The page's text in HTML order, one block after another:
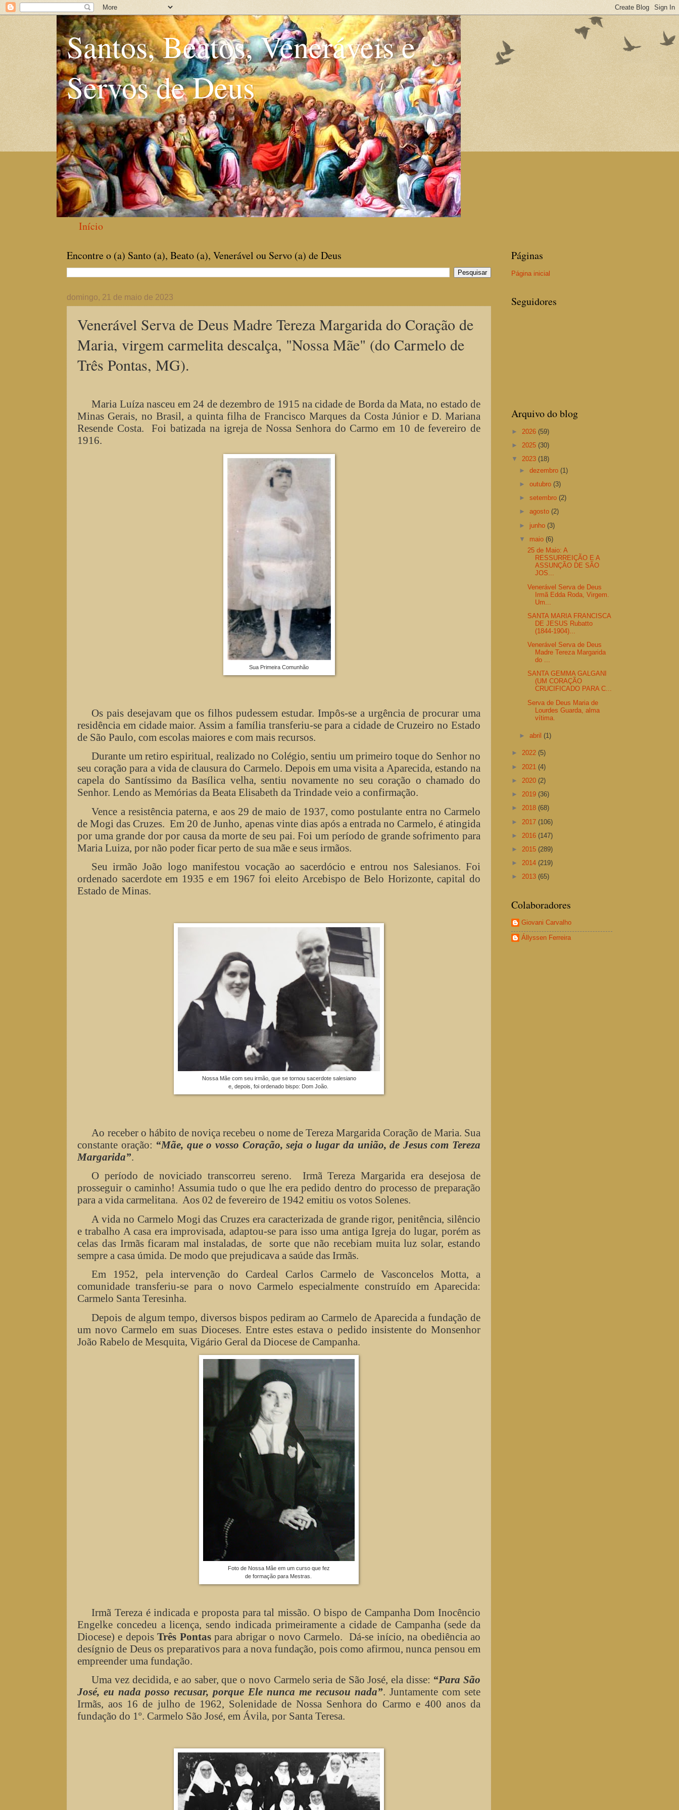
Santos, Beatos, Veneráveis e
Servos de Deus
Início
Encontre o (a) Santo (a), Beato (a), Venerável ou Servo (a) de Deus
domingo, 21 de maio de 2023
Venerável Serva de Deus Madre Tereza Margarida do Coração de
Maria, virgem carmelita descalça, "Nossa Mãe" (do Carmelo de
Três Pontas, MG).
Maria Luíza nasceu em 24 de dezembro de 1915 na cidade de Borda da Mata, no estado de
Minas Gerais, no Brasil, a quinta filha de Francisco Marques da Costa Júnior e D. Mariana
Resende Costa.
Foi batizada na igreja de Nossa Senhora do Carmo em 10 de fevereiro de
1916.
Sua Primeira Comunhão
Os pais desejavam que os filhos pudessem estudar. Impôs-se a urgência de procurar uma
residência em cidade maior. Assim a família transferiu-se para a cidade de Cruzeiro no Estado
de São Paulo, com escolas maiores e com mais recursos.
Durante um retiro espiritual, realizado no Colégio, sentiu um primeiro toque do Senhor no
seu coração para a vida de clausura do Carmelo. Depois em uma visita a Aparecida, estando na
capela do Santíssimo da Basílica velha, sentiu novamente no seu coração o chamado do
Senhor. Lendo as Memórias da Beata Elisabeth da Trindade veio a confirmação.
Vence a resistência paterna, e aos 29 de maio de 1937, como postulante entra no Carmelo
de Mogi das Cruzes. Em 20 de Junho, apenas vinte dias após a entrada no Carmelo, é atingida
por uma grande dor por causa da morte de seu pai. Foi um período de grande sofrimento para
Maria Luiza, por não poder ficar perto de sua mãe e seus irmãos.
Seu irmão João logo manifestou vocação ao sacerdócio e entrou nos Salesianos. Foi
ordenado sacerdote em 1935 e em 1967 foi eleito Arcebispo de Belo Horizonte, capital do
Estado de Minas.
Nossa Mãe com seu irmão, que se tornou sacerdote salesiano
e, depois, foi ordenado bispo: Dom João.
Ao receber o hábito de noviça recebeu o nome de Tereza Margarida Coração de Maria. Sua
constante oração: “Mãe, que o vosso Coração, seja o lugar da união, de Jesus com Tereza
Margarida”.
O período de noviciado transcorreu sereno.
Irmã Tereza Margarida era desejosa de
prosseguir o caminho! Assumia tudo o que lhe era pedido dentro do processo de preparação
para a vida carmelitana. Aos 02 de fevereiro de 1942 emitiu os votos Solenes.
A vida no Carmelo Mogi das Cruzes era caracterizada de grande rigor, penitência, silêncio
e trabalho A casa era improvisada, adaptou-se para isso uma antiga Igreja do lugar, porém as
celas das Irmãs ficaram mal instaladas, de
sorte que não recebiam muita luz solar, estando
sempre a casa úmida. De modo que prejudicava a saúde das Irmãs.
Em 1952, pela intervenção do Cardeal Carlos Carmelo de Vasconcelos Motta, a
comunidade transferiu-se para o novo Carmelo especialmente construído em Aparecida:
Carmelo Santa Teresinha.
Depois de algum tempo, diversos bispos pediram ao Carmelo de Aparecida a fundação de
um novo Carmelo em suas Dioceses. Entre estes estava o pedido insistente do Monsenhor
João Rabelo de Mesquita, Vigário Geral da Diocese de Campanha.
Foto de Nossa Mãe em um curso que fez
de formação para Mestras.
Irmã Tereza é indicada e proposta para tal missão. O bispo de Campanha Dom Inocêncio
Engelke concedeu a licença, sendo indicada primeiramente a cidade de Campanha (sede da
Diocese) e depoisTrês Pontaspara abrigar o novo Carmelo. Dá-se início, na obediência ao
desígnio de Deus os preparativos para a nova fundação, pois como afirmou, nunca pensou em
empreender uma fundação.
Uma vez decidida, e ao saber, que o novo Carmelo seria de São José, ela disse: “Para São
José, eu nada posso recusar, porque Ele nunca me recusou nada”. Juntamente com sete
Irmãs, aos 16 de julho de 1962, Solenidade de Nossa Senhora do Carmo e 400 anos da
fundação do 1º. Carmelo São José, em Ávila, por Santa Teresa.
Páginas
Página inicial
Seguidores
Arquivo do blog
► 2026 (59)
► 2025 (30)
▼ 2023 (18)
►dezembro(1)
►outubro(3)
►setembro(2)
►agosto(2)
► junho(3)
▼ maio(6)
25 de Maio: A
RESSURREIÇÃO E A
ASSUNÇÃO DE SÃO
JOS...
Venerável Serva de Deus
Irmã Edda Roda, Virgem.
Um...
SANTA MARIA FRANCISCA
DE JESUS Rubatto
(1844-1904)...
Venerável Serva de Deus
Madre Tereza Margarida
do ...
SANTA GEMMA GALGANI
(UM CORAÇÃO
CRUCIFICADO PARA C...
Serva de Deus Maria de
Lourdes Guarda, alma
vítima.
►abril(1)
► 2022 (5)
► 2021 (4)
► 2020 (2)
► 2019 (36)
► 2018 (68)
► 2017 (106)
► 2016 (147)
► 2015 (289)
► 2014 (219)
► 2013 (65)
Colaboradores
Giovani Carvalho
Állyssen Ferreira